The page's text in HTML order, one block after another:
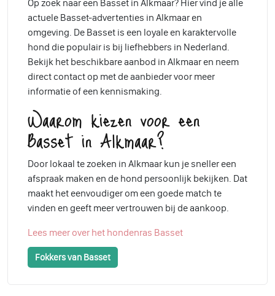
Op zoek naar een Basset in Alkmaar? Hier vind je alle
actuele Basset-advertenties in Alkmaar en
omgeving. De Basset is een loyale en karaktervolle
hond die populair is bij liefhebbers in Nederland.
Bekijk het beschikbare aanbod in Alkmaar en neem
direct contact op met de aanbieder voor meer
informatie of een kennismaking.
Waarom kiezen voor een
Basset in Alkmaar?
Door lokaal te zoeken in Alkmaar kun je sneller een
afspraak maken en de hond persoonlijk bekijken. Dat
maakt het eenvoudiger om een goede match te
vinden en geeft meer vertrouwen bij de aankoop.
Lees meer over het hondenras Basset
Fokkers van Basset